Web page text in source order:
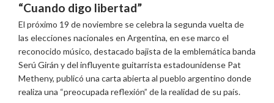
“Cuando digo libertad”
El próximo 19 de noviembre se celebra la segunda vuelta de
las elecciones nacionales en Argentina, en ese marco el
reconocido músico, destacado bajista de la emblemática banda
Serú Girán y del influyente guitarrista estadounidense Pat
Metheny, publicó una carta abierta al pueblo argentino donde
realiza una “preocupada reflexión” de la realidad de su país.